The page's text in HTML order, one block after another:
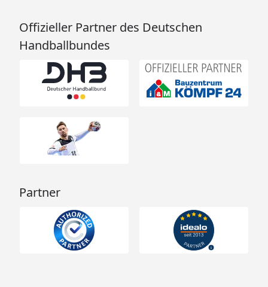
Offizieller Partner des Deutschen
Handballbundes
Partner